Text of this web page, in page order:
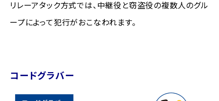
リレーアタック方式では、中継役と窃盗役の複数人のグル
ープによって犯行がおこなわれます。
コードグラバー